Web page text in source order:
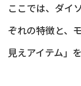
ここでは、ダイ
ぞれの特徴と、
見えアイテム」